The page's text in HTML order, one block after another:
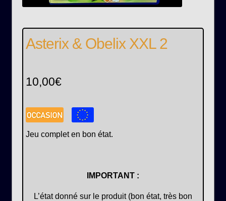
Asterix & Obelix XXL 2
10,00€
Jeu complet en bon état.
IMPORTANT :
L’état donné sur le produit (bon état, très bon